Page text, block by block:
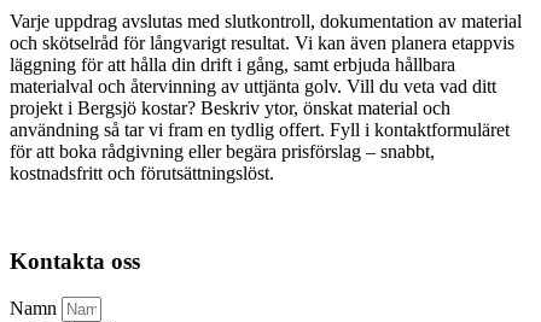
Varje uppdrag avslutas med slutkontroll, dokumentation av material
och skötselråd för långvarigt resultat. Vi kan även planera etappvis
läggning för att hålla din drift i gång, samt erbjuda hållbara
materialval och återvinning av uttjänta golv. Vill du veta vad ditt
projekt i Bergsjö kostar? Beskriv ytor, önskat material och
användning så tar vi fram en tydlig offert. Fyll i kontaktformuläret
för att boka rådgivning eller begära prisförslag – snabbt,
kostnadsfritt och förutsättningslöst.
Kontakta oss
Namn